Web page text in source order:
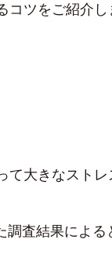
コツをご紹介し
て大きなストレ
調査結果による